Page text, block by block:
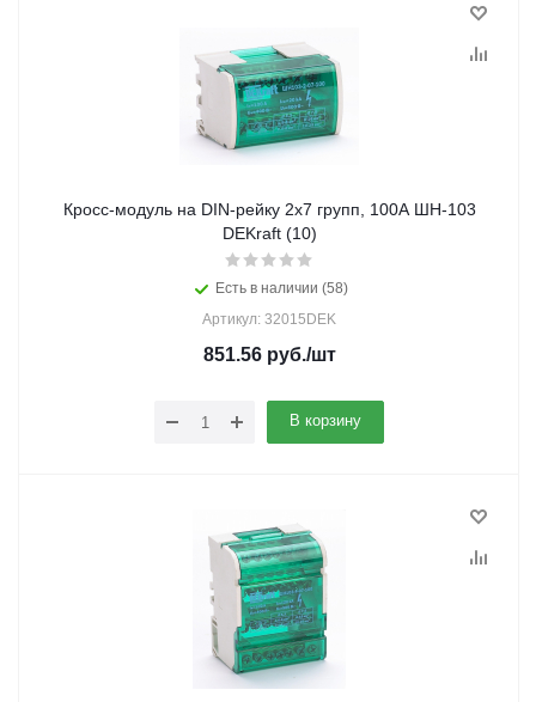
Кросс-модуль на DIN-рейку 2х7 групп, 100А ШН-103
DEKraft (10)
Есть в наличии (58)
Артикул: 32015DEK
851.56руб./шт
В корзину